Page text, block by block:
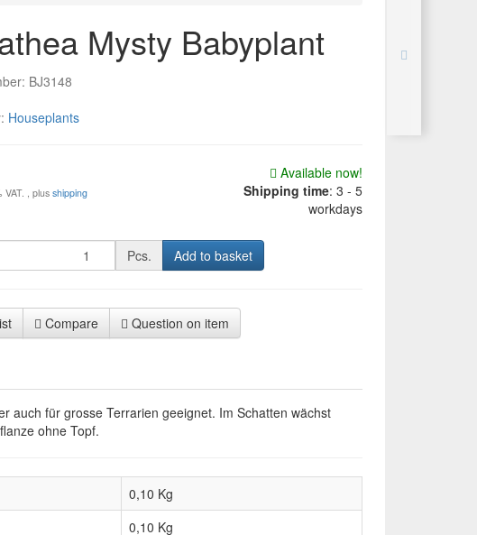
Mysty Babyplant
BJ3148
Houseplants
VAT. , plus shipping
Available now!
Shipping time: 3 - 5
workdays
Pcs. Add to basket
Compare Question on item
auch für grosse Terrarien geeignet. Im Schatten wächst
ohne Topf.
0,10 Kg
0,10 Kg